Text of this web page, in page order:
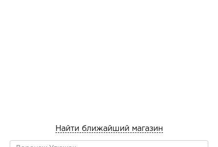
Найти ближайший магазин